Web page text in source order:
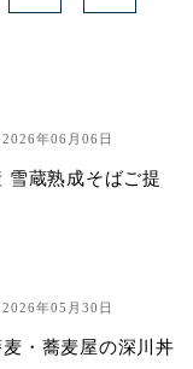
2026年06月06日
雪蔵熟成そばご提
2026年05月30日
・蕎麦屋の深川丼